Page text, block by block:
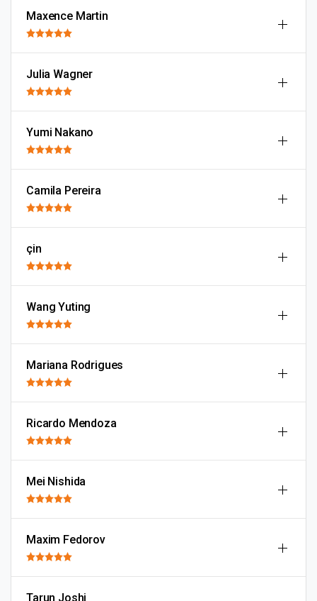
Maxence Martin
Julia Wagner
Yumi Nakano
Camila Pereira
çin
Wang Yuting
Mariana Rodrigues
Ricardo Mendoza
Mei Nishida
Maxim Fedorov
Tarun Joshi